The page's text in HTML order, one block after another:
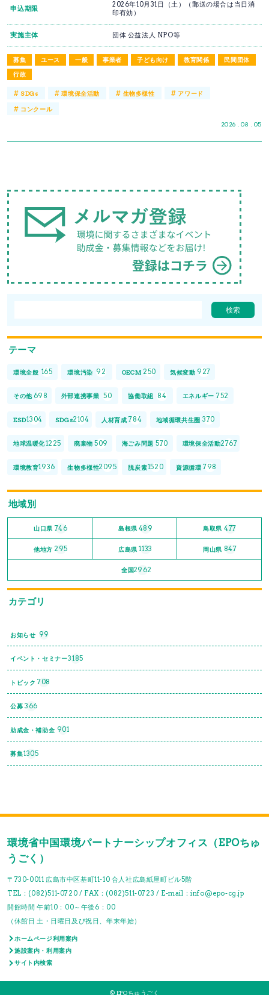
募集 ユース 一般 事業者 子ども向け 教育関係
民間団体
行政
2026 . 08 . 05
申込期限
2026年10月31日（土）（郵送の場合は当日消
印有効）
実施主体 団体 公益法人 NPO等
#SDGs #環境保全活動 # 生物多様性 # アワード
# コンクール
テーマ
環境全般 165 環境汚染 92 OECM 250 気候変動 927
その他 698 外部連携事業 50 協働取組 84 エネルギー 752
ESD1304 SDGs2104 人材育成 784 地域循環共生圏 370
地球温暖化1225 廃棄物 509 海ごみ問題 570 環境保全活動2767
環境教育1936 生物多様性2095 脱炭素1520 資源循環 798
地域別
山口県 746 島根県 489 鳥取県 477
他地方 295 広島県 1133 岡山県 847
全国2962
カテゴリ
お知らせ 99
イベント・セミナー3185
トピック 708
公募 366
助成金・補助金 901
募集1305
環境省中国環境パートナーシップオフィス（EPOちゅ
うごく）
〒730-0011 広島市中区基町11-10 合人社広島紙屋町ビル5階
TEL：(082)511-0720 / FAX：(082)511-0723 / E-mail：info@epo-cg.jp
開館時間 午前10：00～午後6：00
（休館日 土・日曜日及び祝日、年末年始）
ホームページ利用案内
施設案内・利用案内
サイト内検索
© EPOちゅうごく